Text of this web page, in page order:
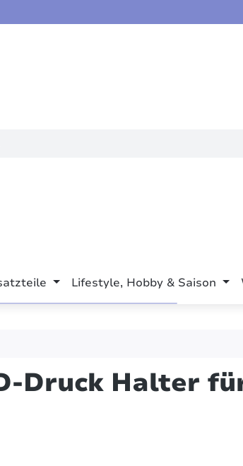
Lifestyle, Hobby & Saison
Druck Halter